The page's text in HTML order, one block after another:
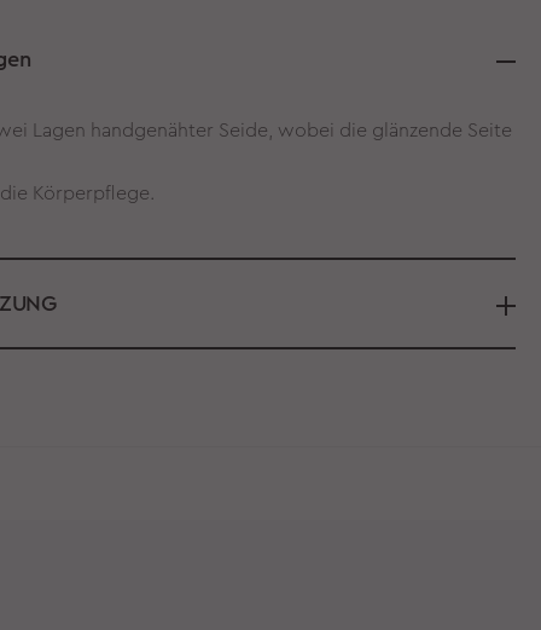
Lagen handgenähter Seide, wobei die glänzende Seite
Körperpflege.